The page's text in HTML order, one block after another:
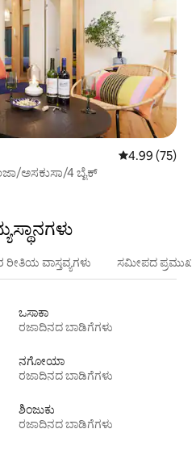
5 ರಲ್ಲಿ 4.99
4.99 (75)
ಅಸಕುಸಾ/4 ಬೈಕ್
ರೀತಿಯ ವಾಸ್ತವ್ಯಗಳು ಸಮೀಪದ ಪ್ರಮುಖ
ಒಸಾಕಾ
ರಜಾದಿನದ ಬಾಡಿಗೆಗಳು
ನಗೋಯಾ
ರಜಾದಿನದ ಬಾಡಿಗೆಗಳು
ಶಿಂಜುಕು
ರಜಾದಿನದ ಬಾಡಿಗೆಗಳು